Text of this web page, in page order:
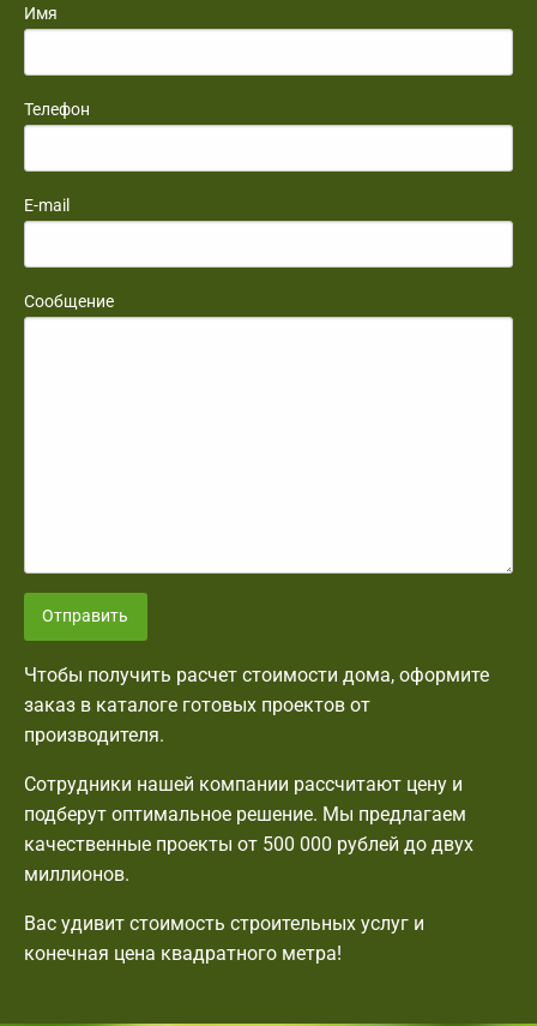
Имя
Телефон
E-mail
Сообщение
Отправить
Чтобы получить расчет стоимости дома, оформите
заказ в каталоге готовых проектов от
производителя.
Сотрудники нашей компании рассчитают цену и
подберут оптимальное решение. Мы предлагаем
качественные проекты от 500 000 рублей до двух
миллионов.
Вас удивит стоимость строительных услуг и
конечная цена квадратного метра!